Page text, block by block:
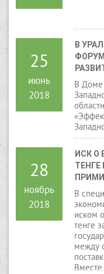
25
июнь
2018
В
В Доме
28
ноябрь
2018
ИСК О
ТЕНГЕ
В
иском
тенге
между